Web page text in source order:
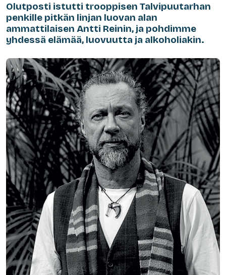
Olutposti istutti trooppisen Talvipuutarhan
penkille pitkän linjan luovan alan
ammattilaisen Antti Reinin, ja pohdimme
yhdessä elämää, luovuutta ja alkoholiakin.